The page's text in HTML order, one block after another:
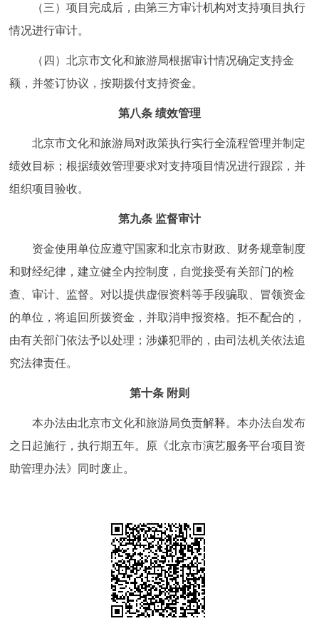
（三）项目完成后，由第三方审计机构对支持项目执行
情况进行审计。
（四）北京市文化和旅游局根据审计情况确定支持金
额，并签订协议，按期拨付支持资金。
第八条 绩效管理
北京市文化和旅游局对政策执行实行全流程管理并制定
绩效目标；根据绩效管理要求对支持项目情况进行跟踪，并
组织项目验收。
第九条 监督审计
资金使用单位应遵守国家和北京市财政、财务规章制度
和财经纪律，建立健全内控制度，自觉接受有关部门的检
查、审计、监督。对以提供虚假资料等手段骗取、冒领资金
的单位，将追回所拨资金，并取消申报资格。拒不配合的，
由有关部门依法予以处理；涉嫌犯罪的，由司法机关依法追
究法律责任。
第十条 附则
本办法由北京市文化和旅游局负责解释。本办法自发布
之日起施行，执行期五年。原《北京市演艺服务平台项目资
助管理办法》同时废止。